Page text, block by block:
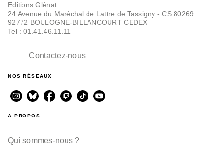
Editions Glénat
24 Avenue du Maréchal de Lattre de Tassigny - CS 80269
92772 BOULOGNE-BILLANCOURT CEDEX
Tel : 01.41.46.11.11
Contactez-nous
NOS RÉSEAUX
A PROPOS
Qui sommes-nous ?